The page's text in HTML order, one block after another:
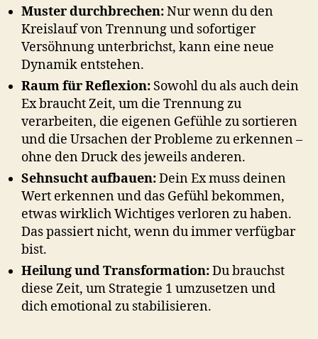
Muster durchbrechen:Nur wenn du den
Kreislauf von Trennung und sofortiger
Versöhnung unterbrichst, kann eine neue
Dynamik entstehen.
Raum für Reflexion: Sowohl du als auch dein
Ex braucht Zeit, um die Trennung zu
verarbeiten, die eigenen Gefühle zu sortieren
und die Ursachen der Probleme zu erkennen –
ohne den Druck des jeweils anderen.
Sehnsucht aufbauen:Dein Ex muss deinen
Wert erkennen und das Gefühl bekommen,
etwas wirklich Wichtiges verloren zu haben.
Das passiert nicht, wenn du immer verfügbar
bist.
Heilung und Transformation:Du brauchst
diese Zeit, um Strategie 1 umzusetzen und
dich emotional zu stabilisieren.